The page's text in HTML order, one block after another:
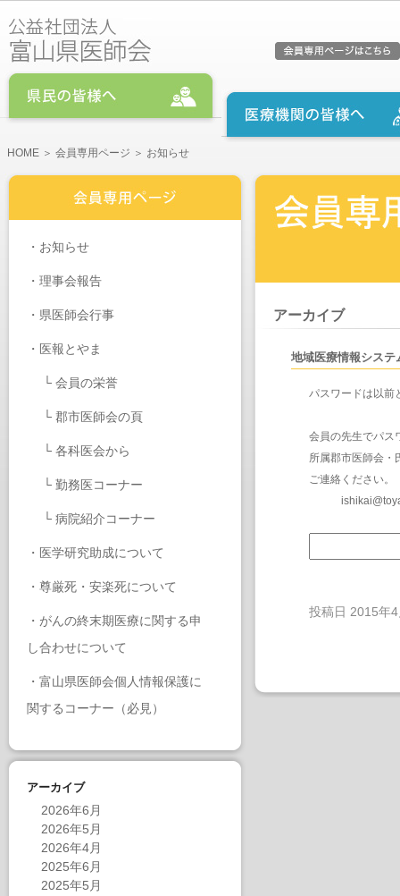
HOME ＞ 会員専用ページ ＞ お知らせ
・ お知らせ
・ 理事会報告
・ 県医師会行事
・医報とやま
└ 会員の栄誉
└ 郡市医師会の頁
└ 各科医会から
└ 勤務医コーナー
└ 病院紹介コーナー
・ 医学研究助成について
・ 尊厳死・安楽死について
・ がんの終末期医療に関する申
し合わせについて
・ 富山県医師会個人情報保護に
関するコーナー（必見）
アーカイブ
2026年6月
2026年5月
2026年4月
2025年6月
2025年5月
アーカイブ
地域医療情報システ
パスワードは以前
会員の先生でパス
所属郡市医師会・
ご連絡ください。
投稿日 2015年